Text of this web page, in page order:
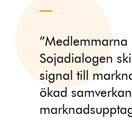
”Medlemmarna
Sojadialogen
signal till
ökad